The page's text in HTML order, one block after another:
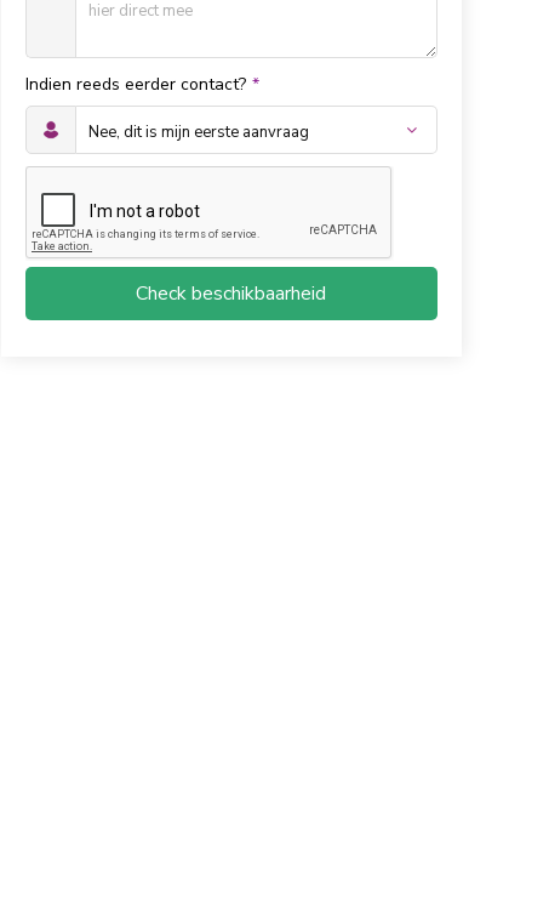
Indien reeds eerder contact? *
Check beschikbaarheid